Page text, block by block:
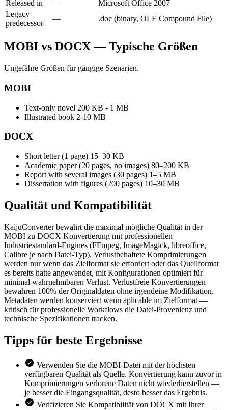
Released in —
Microsoft Office 2007
Legacy
predecessor
— .doc (binary, OLE Compound File)
MOBI vs DOCX — Typische Größen
Ungefähre Größen für gängige Szenarien.
MOBI
Text-only novel 200 KB - 1 MB
Illustrated book 2-10 MB
DOCX
Short letter (1 page) 15–30 KB
Academic paper (20 pages, no images) 80–200 KB
Report with several images (30 pages) 1–5 MB
Dissertation with figures (200 pages) 10–30 MB
Qualität und Kompatibilität
KaijuConverter bewahrt die maximal mögliche Qualität in der
MOBI zu DOCX Konvertierung mit professionellen
Industriestandard-Engines (FFmpeg, ImageMagick, libreoffice,
Calibre je nach Datei-Typ). Verlustbehaftete Komprimierungen
werden nur wenn das Zielformat sie erfordert oder das Quellformat
es bereits hatte angewendet, mit Konfigurationen optimiert für
minimal wahrnehmbaren Verlust. Verlustfreie Konvertierungen
bewahren 100% der Originaldaten ohne irgendeine Modifikation.
Metadaten werden konserviert wenn aplicable im Zielformat —
kritisch für professionelle Workflows die Datei-Provenienz und
technische Spezifikationen tracken.
Tipps für beste Ergebnisse
Verwenden Sie die MOBI-Datei mit der höchsten
verfügbaren Qualität als Quelle. Konvertierung kann zuvor in
Komprimierungen verlorene Daten nicht wiederherstellen —
je besser die Eingangsqualität, desto besser das Ergebnis.
Verifizieren Sie Kompatibilität von DOCX mit Ihrer